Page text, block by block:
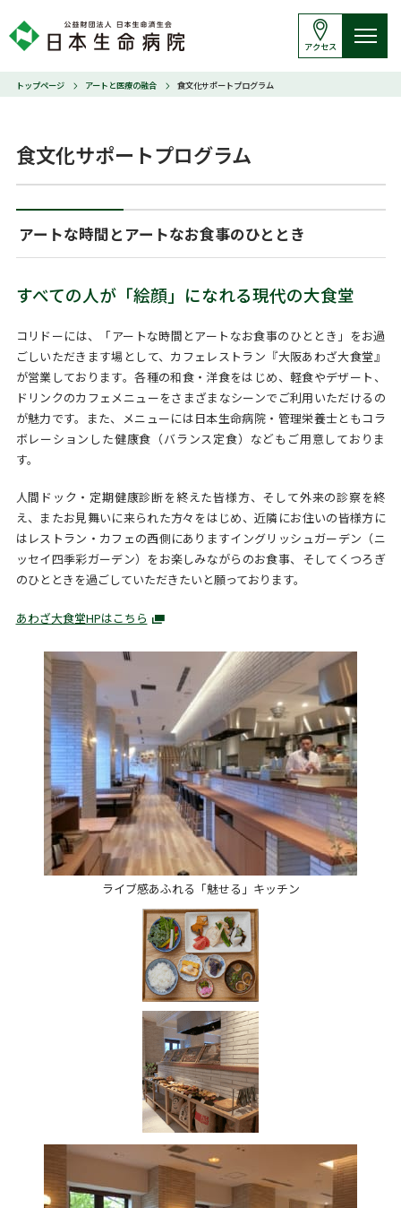
アクセス
トップページ アートと医療の融合 食文化サポートプログラム
食文化サポートプログラム
アートな時間とアートなお食事のひととき
すべての人が「絵顔」になれる現代の大食堂
コリドーには、「アートな時間とアートなお食事のひととき」をお過
ごしいただきます場として、カフェレストラン『大阪あわざ大食堂』
が営業しております。各種の和食・洋食をはじめ、軽食やデザート、
ドリンクのカフェメニューをさまざまなシーンでご利用いただけるの
が魅力です。また、メニューには日本生命病院・管理栄養士ともコラ
ボレーションした健康食（バランス定食）などもご用意しておりま
す。
人間ドック・定期健康診断を終えた皆様方、そして外来の診察を終
え、またお見舞いに来られた方々をはじめ、近隣にお住いの皆様方に
はレストラン・カフェの西側にありますイングリッシュガーデン（ニ
ッセイ四季彩ガーデン）をお楽しみながらのお食事、そしてくつろぎ
のひとときを過ごしていただきたいと願っております。
あわざ大食堂HPはこちら
ライブ感あふれる「魅せる」キッチン